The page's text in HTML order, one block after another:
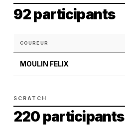
92 participants
COUREUR
MOULIN FELIX
SCRATCH
220 participants